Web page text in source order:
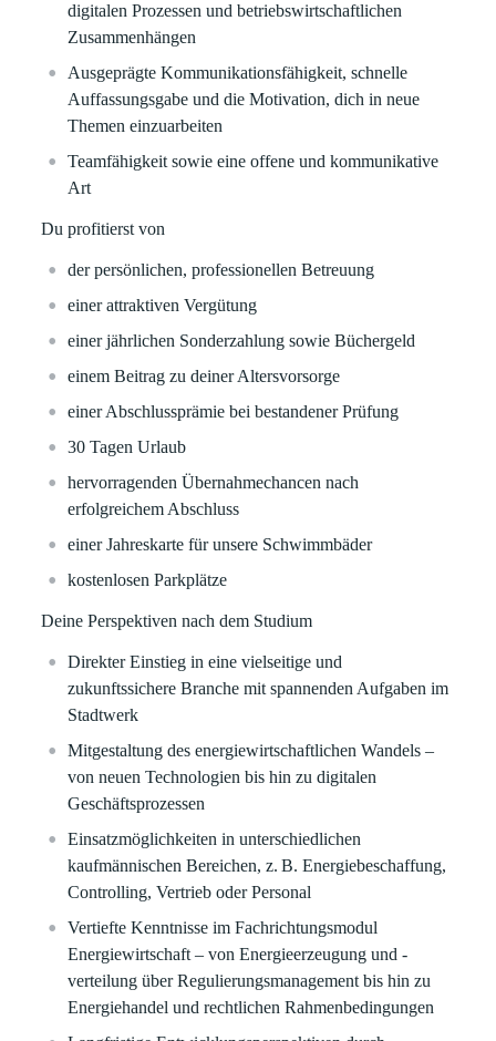
digitalen Prozessen und betriebswirtschaftlichen
Zusammenhängen
Ausgeprägte Kommunikationsfähigkeit, schnelle
Auffassungsgabe und die Motivation, dich in neue
Themen einzuarbeiten
Teamfähigkeit sowie eine offene und kommunikative
Art
Du profitierst von
der persönlichen, professionellen Betreuung
einer attraktiven Vergütung
einer jährlichen Sonderzahlung sowie Büchergeld
einem Beitrag zu deiner Altersvorsorge
einer Abschlussprämie bei bestandener Prüfung
30 Tagen Urlaub
hervorragenden Übernahmechancen nach
erfolgreichem Abschluss
einer Jahreskarte für unsere Schwimmbäder
kostenlosen Parkplätze
Deine Perspektiven nach dem Studium
Direkter Einstieg in eine vielseitige und
zukunftssichere Branche mit spannenden Aufgaben im
Stadtwerk
Mitgestaltung des energiewirtschaftlichen Wandels –
von neuen Technologien bis hin zu digitalen
Geschäftsprozessen
Einsatzmöglichkeiten in unterschiedlichen
kaufmännischen Bereichen, z. B. Energiebeschaffung,
Controlling, Vertrieb oder Personal
Vertiefte Kenntnisse im Fachrichtungsmodul
Energiewirtschaft – von Energieerzeugung und -
verteilung über Regulierungsmanagement bis hin zu
Energiehandel und rechtlichen Rahmenbedingungen